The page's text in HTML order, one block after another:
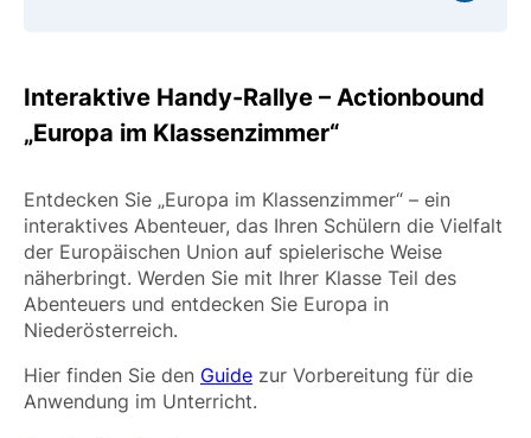
Interaktive Handy-Rallye – Actionbound
„Europa im Klassenzimmer“
Entdecken Sie „Europa im Klassenzimmer“ – ein
interaktives Abenteuer, das Ihren Schülern die Vielfalt
der Europäischen Union auf spielerische Weise
näherbringt. Werden Sie mit Ihrer Klasse Teil des
Abenteuers und entdecken Sie Europa in
Niederösterreich.
Hier finden Sie den Guide zur Vorbereitung für die
Anwendung im Unterricht.